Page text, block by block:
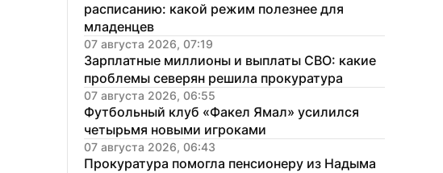
расписанию: какой режим полезнее для
младенцев
07 августа 2026, 07:19
Зарплатные миллионы и выплаты СВО: какие
проблемы северян решила прокуратура
07 августа 2026, 06:55
Футбольный клуб «Факел Ямал» усилился
четырьмя новыми игроками
07 августа 2026, 06:43
Прокуратура помогла пенсионеру из Надыма